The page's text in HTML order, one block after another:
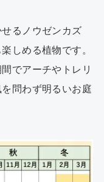
るノウゼンカズ
しめる植物です。
でアーチやトレリ
問わず明るいお庭